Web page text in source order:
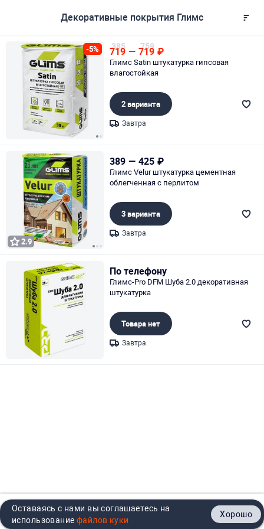
Главная Каталог Кабинет Контакты
Декоративные покрытия Глимс
-5% 385
719 — 759
719 ₽
Глимс Satin штукатурка гипсовая
влагостойкая
2 варианта
Завтра
2.9
389 — 425 ₽
Глимс Velur штукатурка цементная
облегченная с перлитом
3 варианта
Завтра
По телефону
Глимс-Pro DFM Шуба 2.0 декоративная
штукатурка
Товара нет
Завтра
Оставаясь с нами вы соглашаетесь на
использование
Хорошо